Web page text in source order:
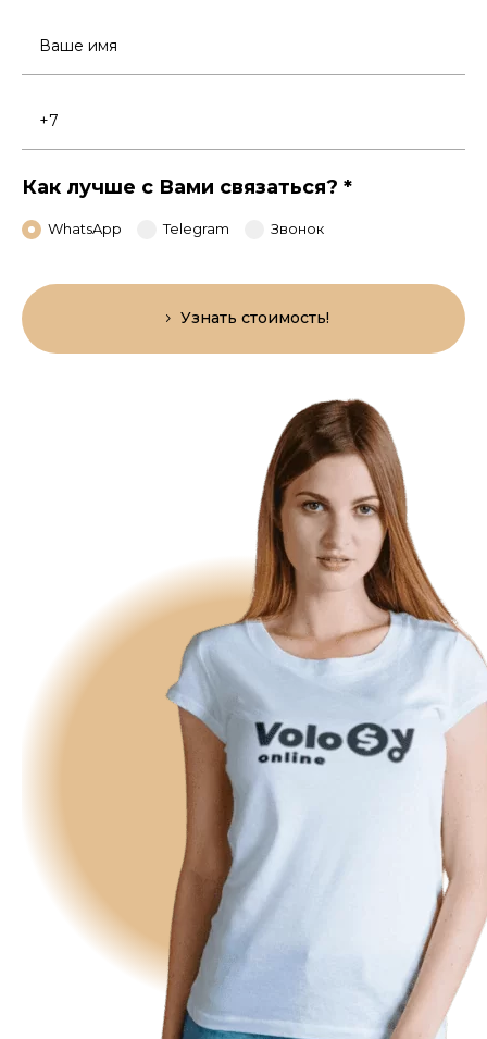
Ваше
имя
Номер
телефона
Как лучше с Вами связаться? *
WhatsApp Telegram Звонок
Узнать стоимость!